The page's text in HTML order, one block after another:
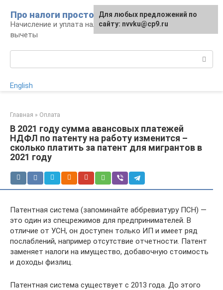
контенту
Про налоги просто
Начисление и уплата налогов, налоговые
вычеты
English
Главная » Оплата
В 2021 году сумма авансовых платежей
НДФЛ по патенту на работу изменится –
сколько платить за патент для мигрантов в
2021 году
Патентная система (запоминайте аббревиатуру ПСН) —
это один из спецрежимов для предпринимателей. В
отличие от УСН, он доступен только ИП и имеет ряд
послаблений, например отсутствие отчетности. Патент
заменяет налоги на имущество, добавочную стоимость
и доходы физлиц.
Патентная система существует с 2013 года. До этого
Для любых предложений по
сайту: nvvku@cp9.ru